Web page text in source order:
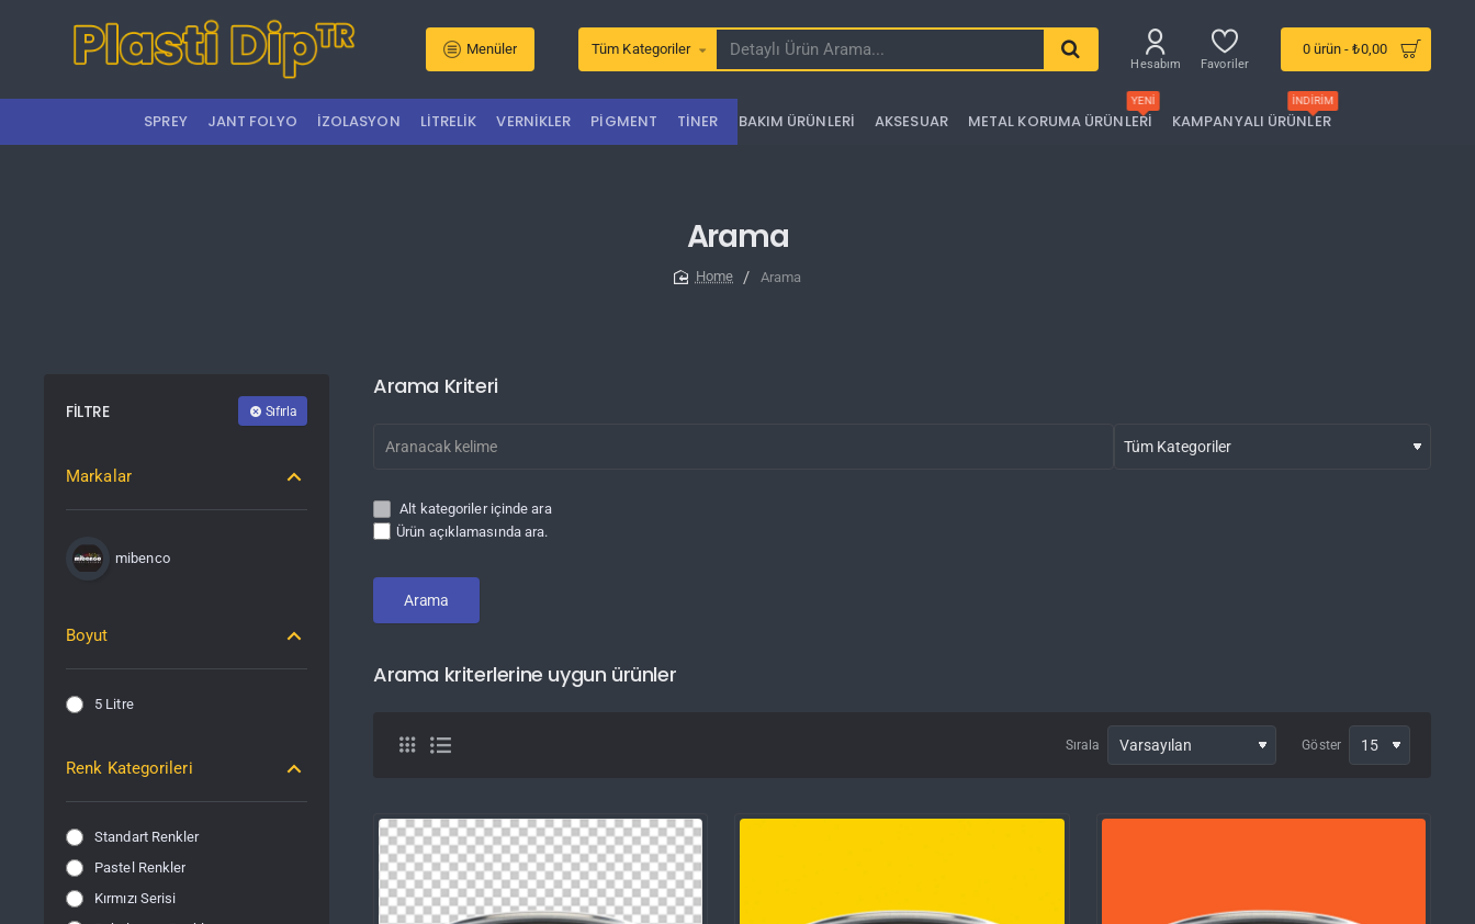
Menüler Tüm Kategoriler
Detaylı
Arama...
Hesabım Favoriler
0 ürün - ₺0,00
SPREY JANT FOLYO İZOLASYON LITRELIK VERNIKLER PIGMENT TINER BAKIM ÜRÜNLERI AKSESUAR METAL KORUMA ÜRÜNLERI
YENI
KAMPANYALI ÜRÜNLER
İNDIRIM
Arama
Arama
FILTRE Sıfırla
Markalar
mibenco
Boyut
5 Litre
Renk Kategorileri
Standart Renkler
Pastel Renkler
Kırmızı Serisi
Arama Kriteri
Alt kategoriler içinde ara
Ürün açıklamasında ara.
Arama
Arama kriterlerine uygun ürünler
Sırala Göster